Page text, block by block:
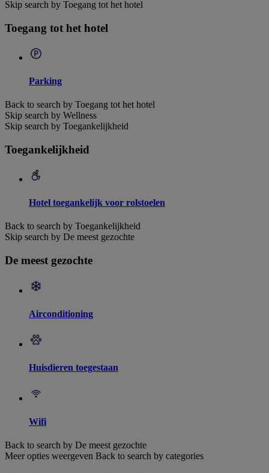
Skip search by Toegang tot het hotel
Toegang tot het hotel
Parking
Back to search by Toegang tot het hotel
Skip search by Wellness
Skip search by Toegankelijkheid
Toegankelijkheid
Hotel toegankelijk voor rolstoelen
Back to search by Toegankelijkheid
Skip search by De meest gezochte
De meest gezochte
Airconditioning
Huisdieren toegestaan
Wifi
Back to search by De meest gezochte
Meer opties weergeven Back to search by categories